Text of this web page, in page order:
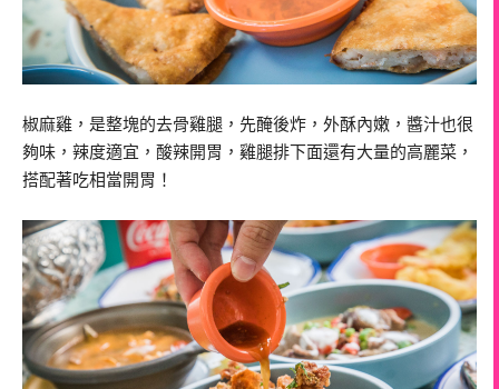
椒麻雞，是整塊的去骨雞腿，先醃後炸，外酥內嫩，醬汁也很
夠味，辣度適宜，酸辣開胃，雞腿排下面還有大量的高麗菜，
搭配著吃相當開胃！